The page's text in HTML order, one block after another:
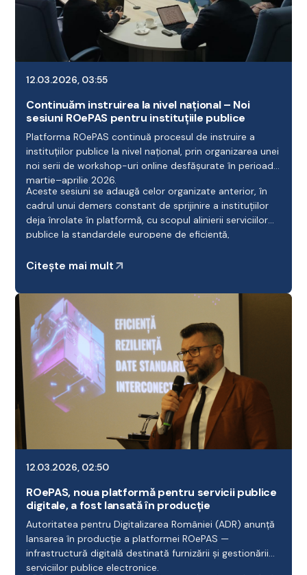
12.03.2026, 03:55
Continuăm instruirea la nivel național – Noi
sesiuni ROePAS pentru instituțiile publice
Platforma ROePAS continuă procesul de instruire a
instituțiilor publice la nivel național, prin organizarea unei
noi serii de workshop-uri online desfășurate în perioada
martie–aprilie 2026.
Aceste sesiuni se adaugă celor organizate anterior, în
cadrul unui demers constant de sprijinire a instituțiilor
deja înrolate în platformă, cu scopul alinierii serviciilor
publice la standardele europene de eficiență,
Citește mai mult
12.03.2026, 02:50
ROePAS, noua platformă pentru servicii publice
digitale, a fost lansată în producție
Autoritatea pentru Digitalizarea României (ADR) anunță
lansarea în producție a platformei ROePAS —
infrastructură digitală destinată furnizării și gestionării
serviciilor publice electronice.